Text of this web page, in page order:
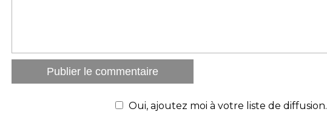
Oui, ajoutez moi à votre liste de diffusion.